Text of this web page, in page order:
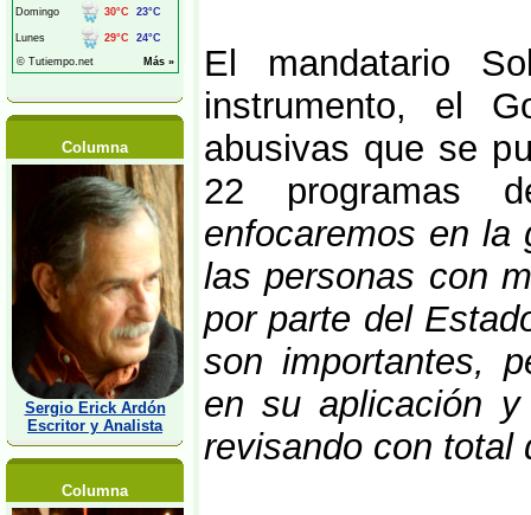
Columna
Sergio Erick Ardón
Escritor y Analista
Columna
El mandatario
instrumento, el
abusivas que se
22 programas
enfocaremos en la
las personas con
por parte del
son importantes,
en su aplicación
revisando con total